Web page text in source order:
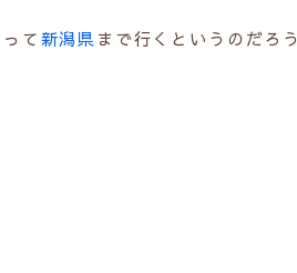
て新潟県 まで行くというのだろう